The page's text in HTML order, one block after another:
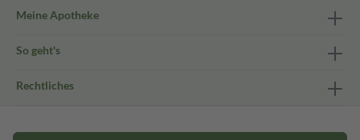
Meine Apotheke
So geht's
Rechtliches